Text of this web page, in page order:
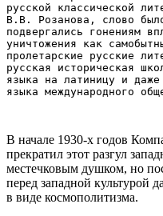
русской классической
В.В. Розанова, слово
подвергались гонениям
уничтожения как
пролетарские русские
русская историческая
языка на латиницу и
языка международного
В начале 1930-х годов
прекратил этот разгул
местечковым душком, но
перед западной культурой
в виде космополитизма.